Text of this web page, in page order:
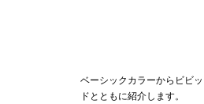
ベーシックカラーからビビ
ドとともに紹介します。